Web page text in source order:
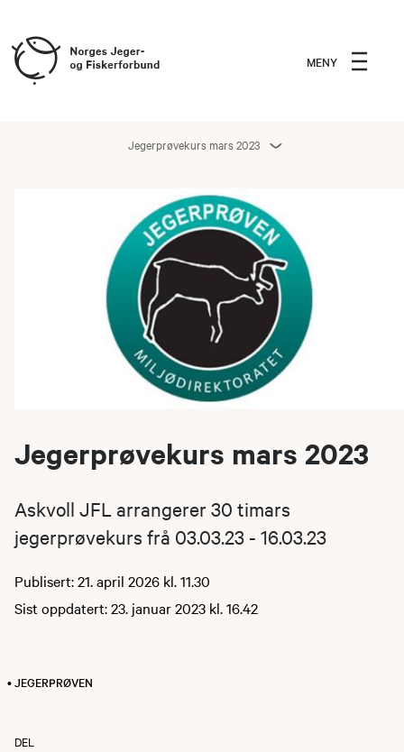
MENY
Jegerprøvekurs mars 2023
Jegerprøvekurs mars 2023
Askvoll JFL arrangerer 30 timars
jegerprøvekurs frå 03.03.23 - 16.03.23
Publisert: 21. april 2026 kl. 11.30
Sist oppdatert: 23. januar 2023 kl. 16.42
• JEGERPRØVEN
DEL